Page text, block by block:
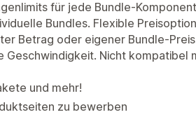
für jede Bundle-
Bundles. Flexible
Betrag oder eigener Bundle-
Nicht kompatibel
und mehr!
zu bewerben